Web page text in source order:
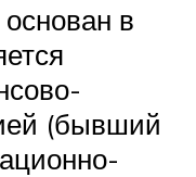
в
(бывший